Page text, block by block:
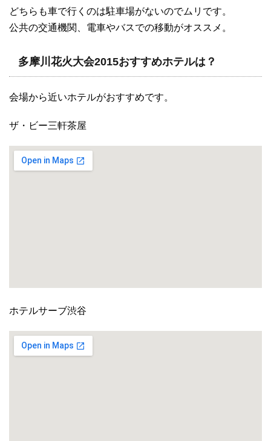
どちらも車で行くのは駐車場がないのでムリです。
公共の交通機関、電車やバスでの移動がオススメ。
多摩川花火大会2015おすすめホテルは？
会場から近いホテルがおすすめです。
ザ・ビー三軒茶屋
ホテルサーブ渋谷